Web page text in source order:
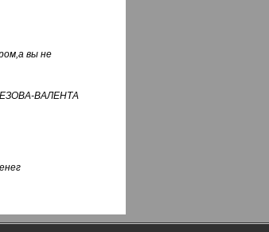
вы не
ВАЛЕНТА